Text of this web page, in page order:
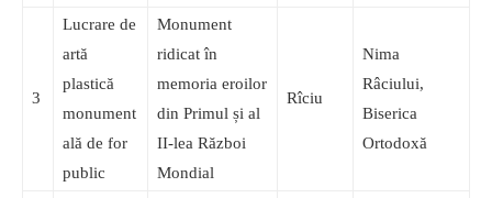
3
Lucrare de
artă
plastică
monument
ală de for
public
Monument
ridicat în
memoria eroilor
din Primul și al
II-lea Război
Mondial
Rîciu
Nima
Râciului,
Biserica
Ortodoxă